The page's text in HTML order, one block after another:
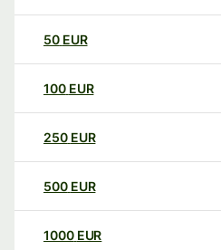
50 EUR
100 EUR
250 EUR
500 EUR
1000 EUR